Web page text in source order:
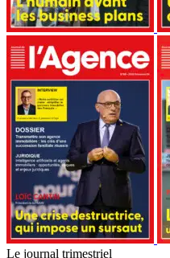
Le journal trimestriel